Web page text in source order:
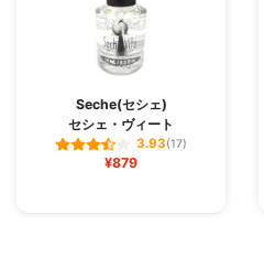
Seche(セシェ)
セシェ・ヴィート
3.93(17)
¥879